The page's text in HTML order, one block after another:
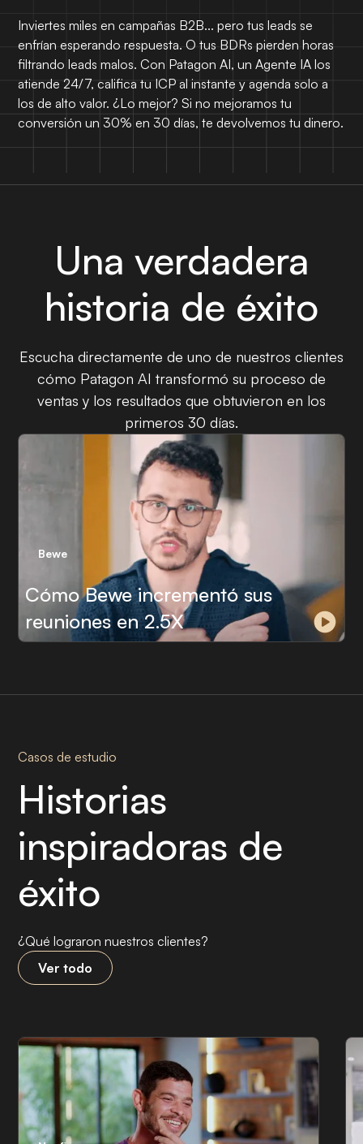
Inviertes miles en campañas B2B... pero tus leads se
enfrían esperando respuesta. O tus BDRs pierden horas
filtrando leads malos. Con Patagon AI, un Agente IA los
atiende 24/7, califica tu ICP al instante y agenda solo a
los de alto valor. ¿Lo mejor? Si no mejoramos tu
conversión un 30% en 30 días, te devolvemos tu dinero.
Una verdadera
historia de éxito
Escucha directamente de uno de nuestros clientes
cómo Patagon AI transformó su proceso de
ventas y los resultados que obtuvieron en los
primeros 30 días.
Bewe
Cómo Bewe incrementó sus
reuniones en 2.5X
Casos de estudio
Historias
inspiradoras de
éxito
¿Qué lograron nuestros clientes?
Ver todo